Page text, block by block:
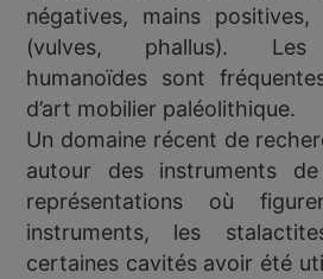
négatives, mains positives,
(vulves, phallus). Les
humanoïdes sont
d’art mobilier paléolithique.
Un domaine récent de
autour des instruments
représentations où
instruments, les
certaines cavités avoir été